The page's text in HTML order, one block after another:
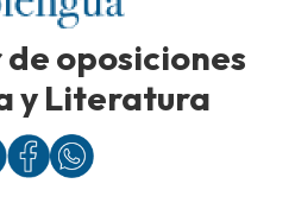
oposiciones
y Literatura